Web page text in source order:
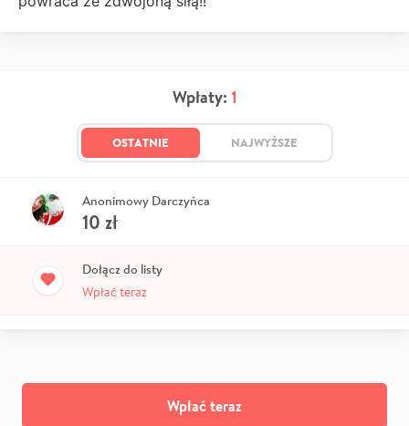
Wpłaty: 1
OSTATNIE NAJWYŻSZE
Anonimowy Darczyńca
10 zł
Dołącz do listy
Wpłać teraz
Wpłać teraz